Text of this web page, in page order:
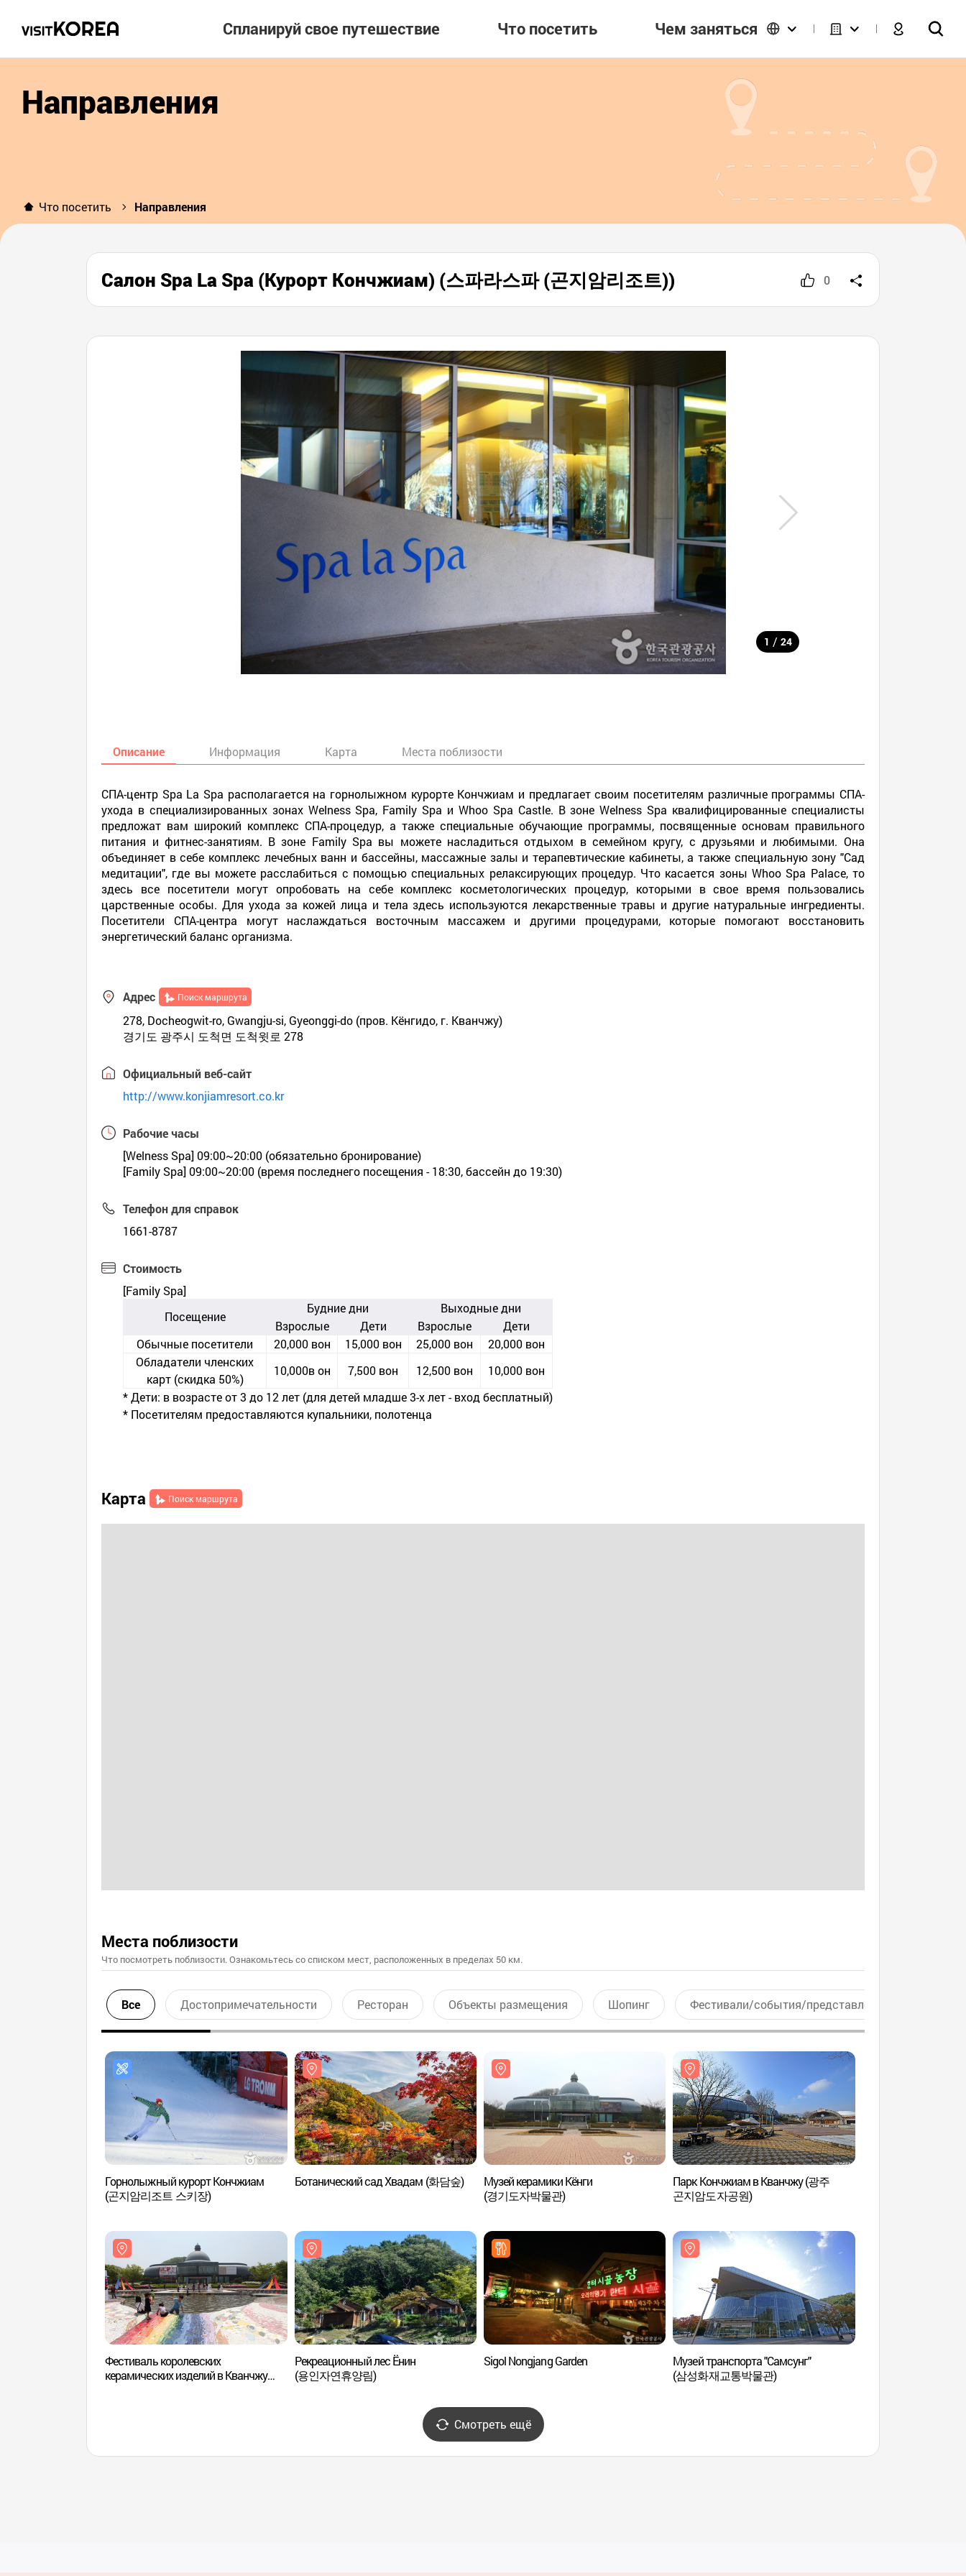
Спланируй свое путешествие Что посетить Чем заняться
Направления
Что посетить Направления
Салон Spa La Spa (Курорт Кончжиам) (스파라스파 (곤지암리조트)) 0
1 / 24
Описание Информация Карта Места поблизости
СПА-центр Spa La Spa располагается на горнолыжном курорте Кончжиам и предлагает своим посетителям различные программы СПА-
ухода в специализированных зонах Welness Spa, Family Spa и Whoo Spa Castle. В зоне Welness Spa квалифицированные специалисты
предложат вам широкий комплекс СПА-процедур, а также специальные обучающие программы, посвященные основам правильного
питания и фитнес-занятиям. В зоне Family Spa вы можете насладиться отдыхом в семейном кругу, с друзьями и любимыми. Она
объединяет в себе комплекс лечебных ванн и бассейны, массажные залы и терапевтические кабинеты, а также специальную зону "Сад
медитации", где вы можете расслабиться с помощью специальных релаксирующих процедур. Что касается зоны Whoo Spa Palace, то
здесь все посетители могут опробовать на себе комплекс косметологических процедур, которыми в свое время пользовались
царственные особы. Для ухода за кожей лица и тела здесь используются лекарственные травы и другие натуральные ингредиенты.
Посетители СПА-центра могут наслаждаться восточным массажем и другими процедурами, которые помогают восстановить
энергетический баланс организма.
Адрес Поиск маршрута
278, Docheogwit-ro, Gwangju-si, Gyeonggi-do (пров. Кёнгидо, г. Кванчжу)
경기도 광주시 도척면 도척윗로 278
Официальный веб-сайт
http://www.konjiamresort.co.kr
Рабочие часы
[Welness Spa] 09:00~20:00 (обязательно бронирование)
[Family Spa] 09:00~20:00 (время последнего посещения - 18:30, бассейн до 19:30)
Телефон для справок
1661-8787
Стоимость
[Family Spa]
Посещение
Будние дни
Выходные дни
Взрослые
Дети Взрослые
Дети
Обычные посетители
20,000 вон 15,000 вон 25,000 вон
20,000 вон
Обладатели членских
карт (скидка 50%)
10,000в он 7,500 вон 12,500 вон
10,000 вон
* Дети: в возрасте от 3 до 12 лет (для детей младше 3-х лет - вход бесплатный)
* Посетителям предоставляются купальники, полотенца
Карта Поиск маршрута
Места поблизости
Что посмотреть поблизости. Ознакомьтесь со списком мест, расположенных в пределах 50 км.
Все Достопримечательности Ресторан Объекты размещения Шопинг Фестивали/события/представления
Горнолыжный курорт Кончжиам
(곤지암리조트 스키장)
Ботанический сад Хвадам (화담숲)
Музей керамики Кёнги
(경기도자박물관)
Парк Кончжиам в Кванчжу (광주
곤지암도자공원)
Фестиваль королевских
керамических изделий в Кванчжу
Рекреационный лес Ёнин
(용인자연휴양림)
Sigol Nongjang Garden
Музей транспорта "Самсунг"
(삼성화재교통박물관)
Смотреть ещё